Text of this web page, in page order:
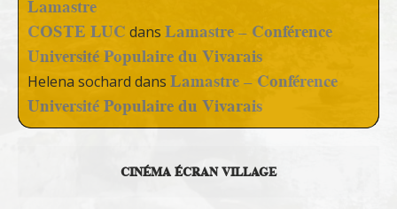
Lamastre
COSTE LUC dans Lamastre – Conférence
Université Populaire du Vivarais
Helena sochard dans Lamastre – Conférence
Université Populaire du Vivarais
CINÉMA ÉCRAN VILLAGE